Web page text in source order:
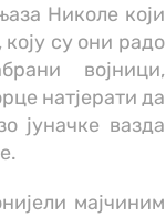
Николе који
су они радо
војници,
натјерати да
јуначке вазда
мајчиним